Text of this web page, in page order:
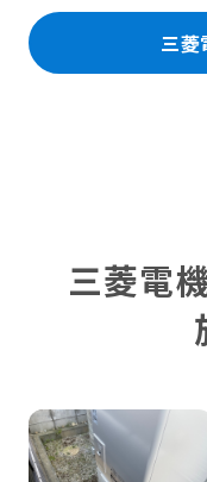
三菱
三菱電